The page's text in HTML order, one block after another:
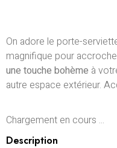
On adore le porte-
magnifique pour
une touche bohème à
autre espace extérieur.
Chargement en cours ...
Description